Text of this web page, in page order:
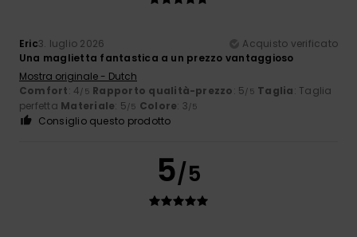
Eric3. luglio 2026
Acquisto verificato
Una maglietta fantastica a un prezzo vantaggioso
Mostra originale - Dutch
Comfort: 4/5 Rapporto qualità-prezzo: 5/5 Taglia: Taglia
perfetta Materiale: 5/5 Colore: 3/5
Consiglio questo prodotto
5/5